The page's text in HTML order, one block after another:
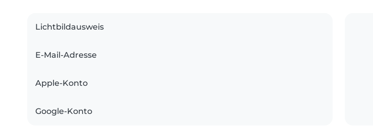
Lichtbildausweis
E-Mail-Adresse
Apple-Konto
Google-Konto